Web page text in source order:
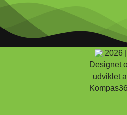
2026 |
Designet
udviklet